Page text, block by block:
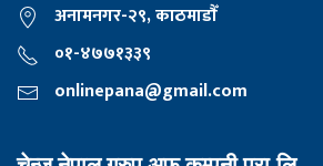
अनामनगर-२९, काठमाडाैँ
०१-४७७१३३९
onlinepana@gmail.com